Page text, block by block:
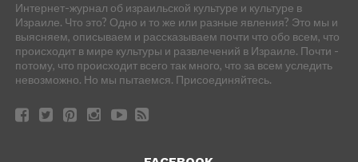
Интернет-журнал об израильской культуре и культуре в
Израиле. Что это? Одно и то же или разные явления? Это мы и
выясняем, описываем и рассказываем почти что обо всем, что
происходит в мире культуры и развлечений в Израиле. Почти -
потому, что происходит всего так много, что за всем уследить
невозможно. Но мы пытаемся. Присоединяйтесь.